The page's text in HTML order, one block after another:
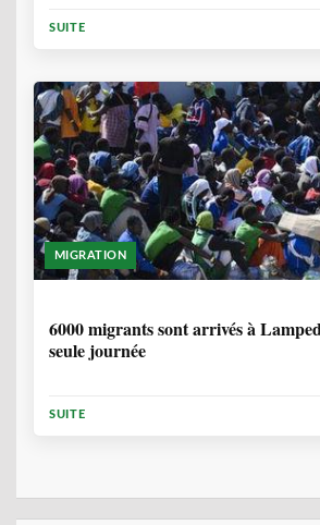
SUITE
MIGRATION
6000 migrants sont arrivés à
seule journée
SUITE